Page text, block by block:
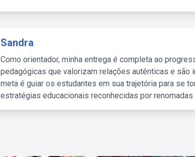
Sandra
Como orientador, minha entrega é completa ao
pedagógicas que valorizam relações autênticas e
meta é guiar os estudantes em sua trajetória para se
estratégias educacionais reconhecidas por